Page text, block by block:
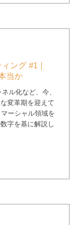
ング #1｜
当か
ル化など、今、
変革期を迎えて
ーシャル領域を
字を基に解説し